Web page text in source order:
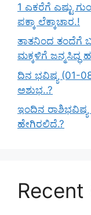
1 ಎಕರೆಗೆ ಎಷ್ಟು
ಪಕ್ಕಾ ಲೆಕ್ಕಾಚಾರ.!
ತಾತನಿಂದ ತಂದೆಗೆ
ಮಕ್ಕಳಿಗೆ ಜನ್ಮಸಿದ್ಧ
ದಿನ ಭವಿಷ್ಯ (01-
ಅಶುಭ..?
ಇಂದಿನ
ಹೇಗಿರಲಿದೆ.?